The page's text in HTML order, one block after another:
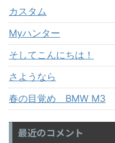
カスタム
Myハンター
そしてこんにちは！
さようなら
春の目覚め BMW M3
最近のコメント